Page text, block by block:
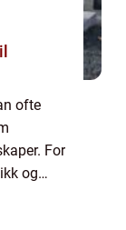
ofte
For
og